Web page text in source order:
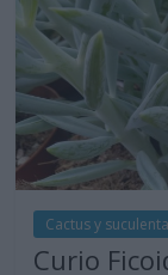
Cactus y
Curio